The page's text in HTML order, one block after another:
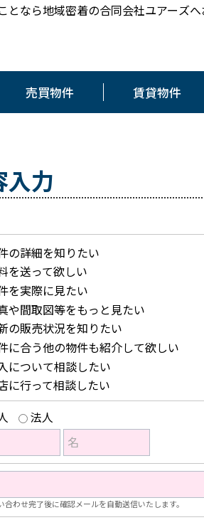
なら地域密着の合同会社ユアーズへ
売買物件 賃貸物件
入力
の詳細を知りたい
を送って欲しい
を実際に見たい
や間取図等をもっと見たい
の販売状況を知りたい
に合う他の物件も紹介して欲しい
について相談したい
に行って相談したい
法人
名
わせ完了後に確認メールを自動送信いたします。